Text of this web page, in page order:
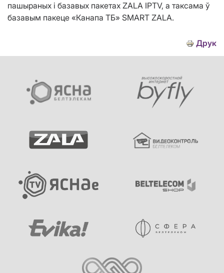
пашыраных і базавых пакетах ZALA IPTV, а таксама ў
базавым пакеце «Канапа ТБ» SMART ZALA.
Друк